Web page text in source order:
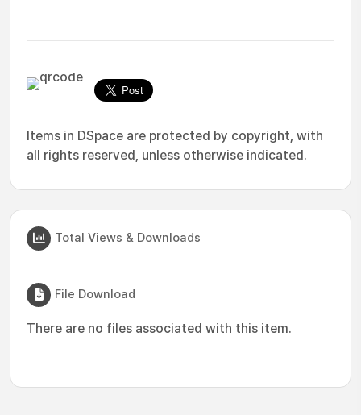
Items in DSpace are protected by copyright, with
all rights reserved, unless otherwise indicated.
Total Views & Downloads
File Download
There are no files associated with this item.